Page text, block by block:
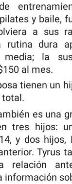
y baile,
a sus
rutina dura
la
al mes.
tienen un
total.
es una
tres hijos:
y dos hijos,
Tyrus
relación
información